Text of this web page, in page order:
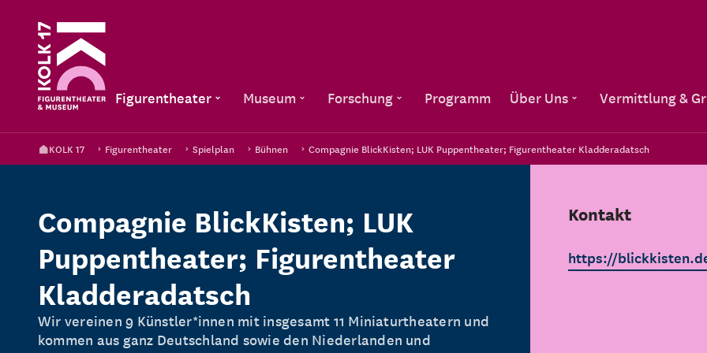
Figurentheater Museum Forschung Programm Über Uns Vermittlung &
KOLK 17 Figurentheater Spielplan Bühnen Compagnie BlickKisten; LUK Puppentheater; Figurentheater Kladderadatsch
Compagnie BlickKisten; LUK
Puppentheater; Figurentheater
Kladderadatsch
Wir vereinen 9 Künstler*innen mit insgesamt 11 Miniaturtheatern und
kommen aus ganz Deutschland sowie den Niederlanden und
Kontakt
https://